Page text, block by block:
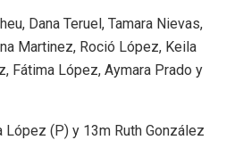
Dana Teruel, Tamara Nievas,
Martinez, Roció López, Keila
Fátima López, Aymara Prado y
López (P) y 13m Ruth González